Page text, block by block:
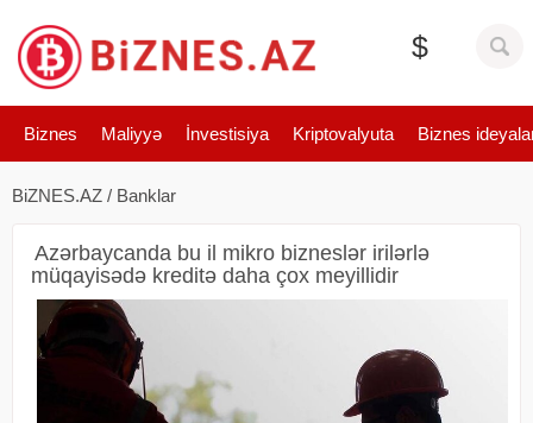
$
Biznes Maliyyə İnvestisiya Kriptovalyuta Biznes
BiZNES.AZ / Banklar
Azərbaycanda bu il mikro bizneslər irilərlə
müqayisədə kreditə daha çox meyillidir